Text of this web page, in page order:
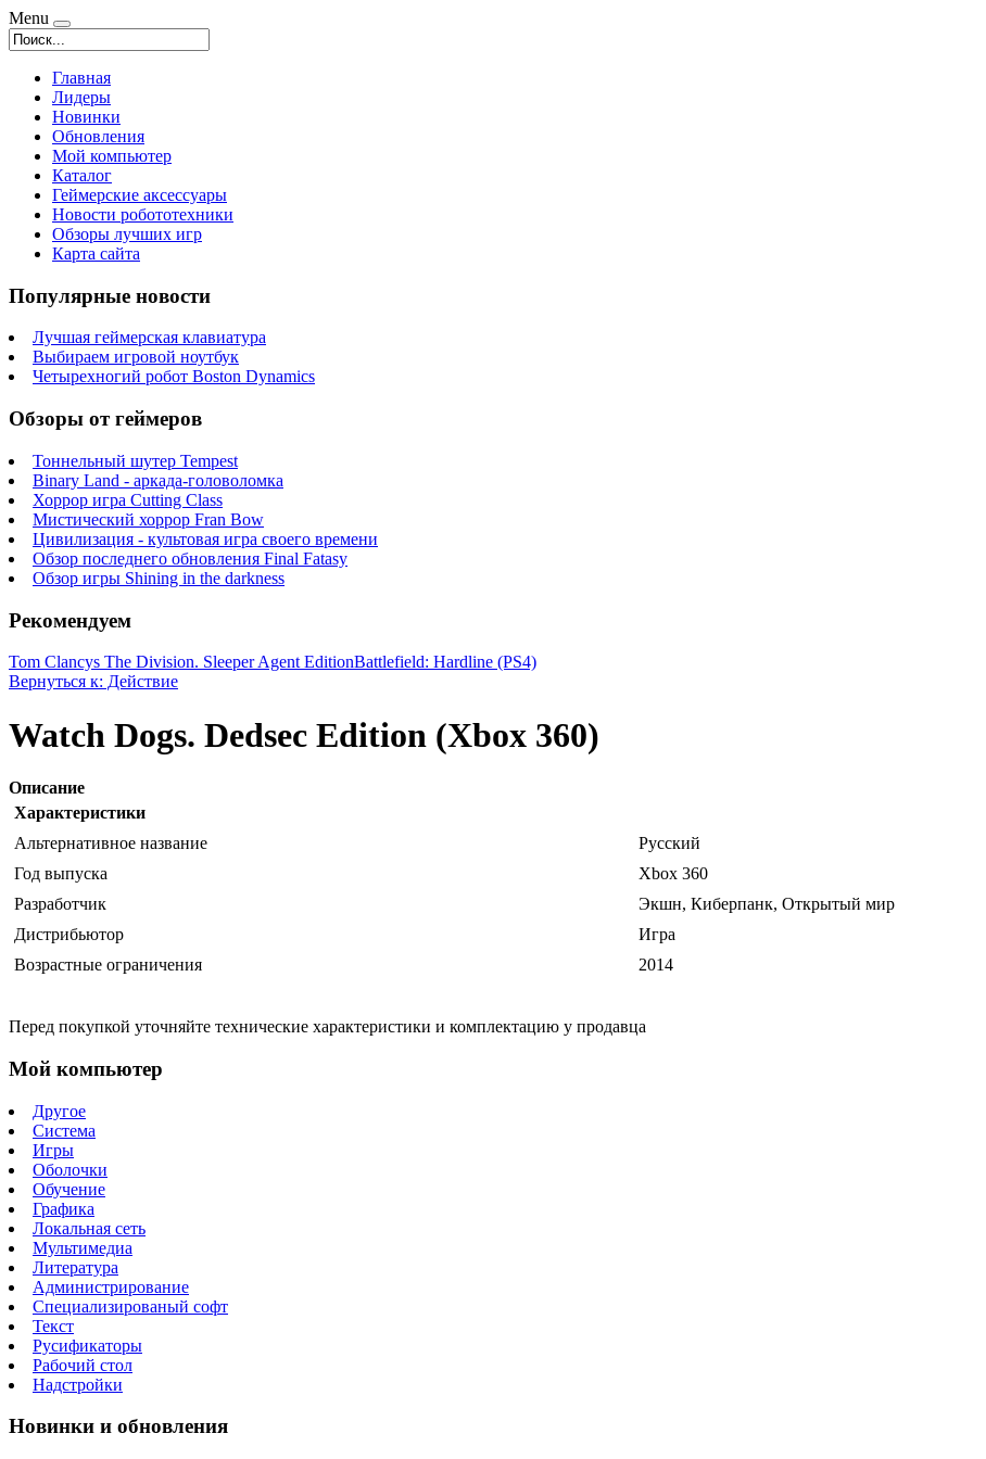
Menu
Главная
Лидеры
Новинки
Обновления
Мой компьютер
Каталог
Геймерские аксессуары
Новости робототехники
Обзоры лучших игр
Карта сайта
Популярные новости
Лучшая геймерская клавиатура
Выбираем игровой ноутбук
Четырехногий робот Boston Dynamics
Обзоры от геймеров
Тоннельный шутер Tempest
Binary Land - аркада-головоломка
Хоррор игра Cutting Class
Мистический хоррор Fran Bow
Цивилизация - культовая игра своего времени
Обзор последнего обновления Final Fatasy
Обзор игры Shining in the darkness
Рекомендуем
Tom Clancys The Division. Sleeper Agent EditionBattlefield: Hardline (PS4)
Вернуться к: Действие
Watch Dogs. Dedsec Edition (Xbox 360)
Описание
Характеристики
Альтернативное название
Русский
Год выпуска
Xbox 360
Разработчик
Экшн, Киберпанк, Открытый мир
Дистрибьютор
Игра
Возрастные ограничения
2014
Перед покупкой уточняйте технические характеристики и комплектацию у продавца
Мой компьютер
Другое
Система
Игры
Оболочки
Обучение
Графика
Локальная сеть
Мультимедиа
Литература
Администрирование
Специализированый софт
Текст
Русификаторы
Рабочий стол
Надстройки
Новинки и обновления